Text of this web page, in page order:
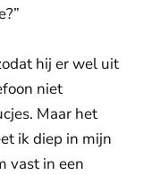
hij er wel uit
niet
Maar het
ik diep in mijn
vast in een